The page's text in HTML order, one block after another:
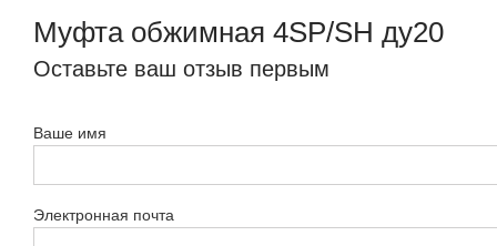
Муфта обжимная 4SP/SH ду20
Оставьте ваш отзыв первым
Ваше имя
Электронная почта